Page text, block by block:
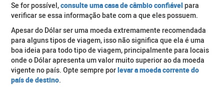
Se for possível,consulte uma casa de câmbio confiável para
verificar se essa informação bate com a que eles possuem.
Apesar do Dólar ser uma moeda extremamente recomendada
para alguns tipos de viagem, isso não significa que ela é uma
boa ideia para todo tipo de viagem, principalmente para locais
onde o Dólar apresenta um valor muito superior ao da moeda
vigente no país. Opte sempre porlevar a moeda corrente do
país de destino.